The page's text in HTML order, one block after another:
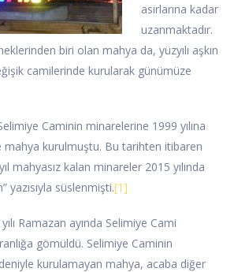
asırlarına kadar
uzanmaktadır.
biri olan mahya da, yüzyılı aşkın
camilerinde kurularak günümüze
Caminin minarelerine 1999 yılına
mahya kurulmuştu. Bu tarihten itibaren
mahyasız kalan minareler 2015 yılında
yazısıyla süslenmişti.[1]
Ramazan ayında Selimiye Cami
gömüldü. Selimiye Caminin
kurulamayan mahya, acaba diğer